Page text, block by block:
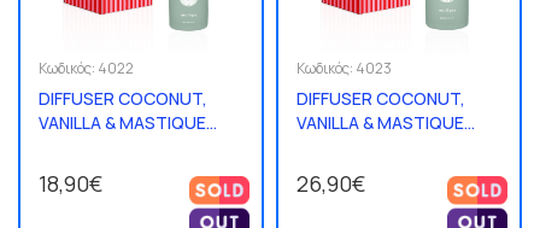
Κωδικός: 4022
DIFFUSER COCONUT,
VANILLA & MASTIQUE
18,90€
Κωδικός: 4023
DIFFUSER COCONUT,
VANILLA & MASTIQUE
26,90€